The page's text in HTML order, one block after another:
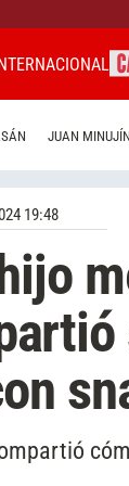
JUAN MINUJÍN
19:48